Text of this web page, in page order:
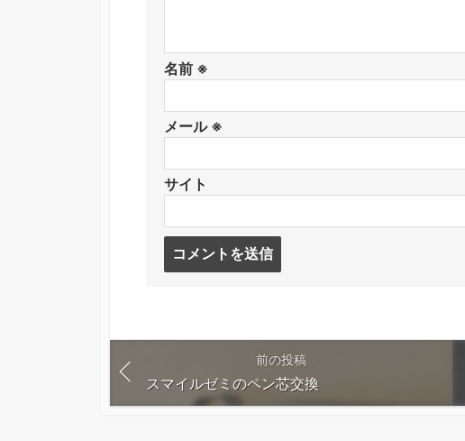
名前 ※
メール ※
サイト
る
前の投稿
スマイルゼミのペン芯交換